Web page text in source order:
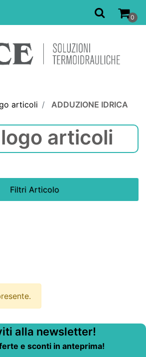
0
articoli ADDUZIONE IDRICA
articoli
Filtri Articolo
alla newsletter!
e sconti in anteprima!